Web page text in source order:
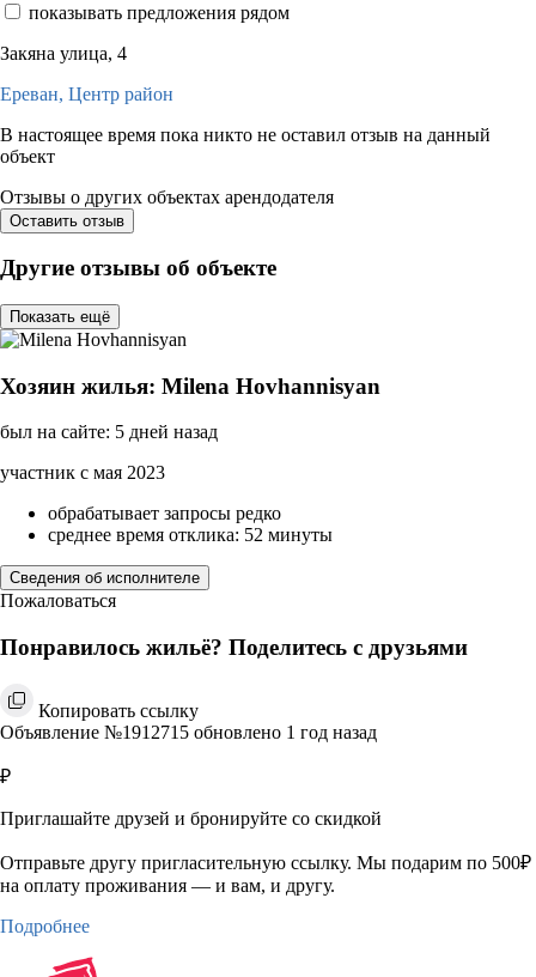
показывать предложения рядом
Закяна улица, 4
Ереван, Центр район
В настоящее время пока никто не оставил отзыв на данный
объект
Отзывы о других объектах арендодателя
Оставить отзыв
Другие отзывы об объекте
Показать ещё
Хозяин жилья: Milena Hovhannisyan
был на сайте: 5 дней назад
участник с мая 2023
обрабатывает запросы редко
среднее время отклика: 52 минуты
Сведения об исполнителе
Пожаловаться
Понравилось жильё? Поделитесь с друзьями
Копировать ссылку
Объявление №1912715 обновлено 1 год назад
₽
Приглашайте друзей и бронируйте со скидкой
Отправьте другу пригласительную ссылку. Мы подарим по 500₽
на оплату проживания — и вам, и другу.
Подробнее